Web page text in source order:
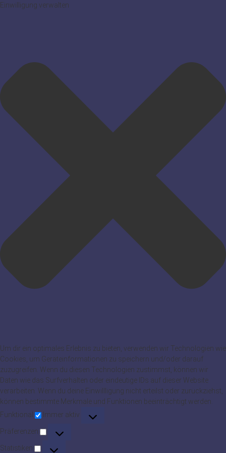
Einwilligung verwalten
Um dir ein optimales Erlebnis zu bieten, verwenden wir Technologien wie
Cookies, um Geräteinformationen zu speichern und/oder darauf
zuzugreifen. Wenn du diesen Technologien zustimmst, können wir
Daten wie das Surfverhalten oder eindeutige IDs auf dieser Website
verarbeiten. Wenn du deine Einwillligung nicht erteilst oder zurückziehst,
können bestimmte Merkmale und Funktionen beeinträchtigt werden.
Funktional
Funktional
Immer aktiv
Präferenzen
Statistiken